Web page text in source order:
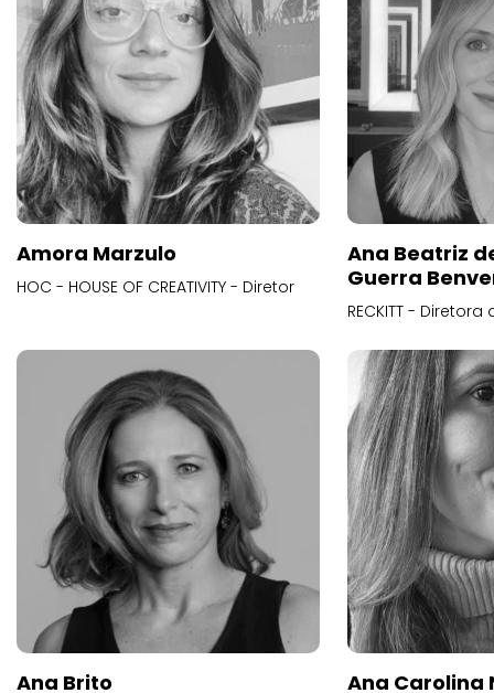
Amora Marzulo
HOC - HOUSE OF CREATIVITY - Diretor
Ana Beatriz
Guerra
RECKITT -
Ana Brito
Ana Carolina